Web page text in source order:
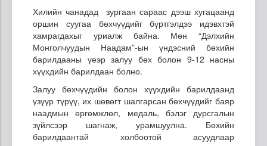
Хилийн чанадад зургаан сараас дээш хугацаанд
оршин суугаа бөхчүүдийг бүртгэлдээ идэвхтэй
хамрагдахыг уриалж байна. Мөн “Дэлхийн
Монголчуудын Наадам”-ын үндэсний бөхийн
барилдааны үеэр залуу бөх болон 9-12 насны
хүүхдийн барилдаан болно.
Залуу бөхчүүдийн болон хүүхдийн барилдаанд
үзүүр түрүү, их шөвөгт шалгарсан бөхчүүдийг баяр
наадмын өргөмжлөл, медаль, бэлэг дурсгалын
зүйлсээр шагнаж, урамшуулна. Бөхийн
барилдаантай холбоотой асуудлаар